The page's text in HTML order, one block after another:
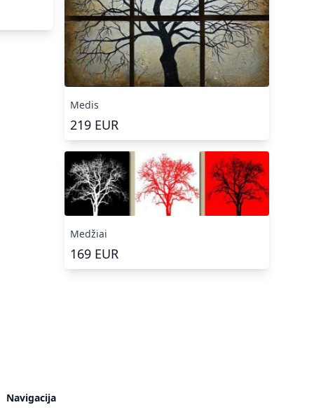
Medis
219 EUR
Medžiai
169 EUR
Navigacija